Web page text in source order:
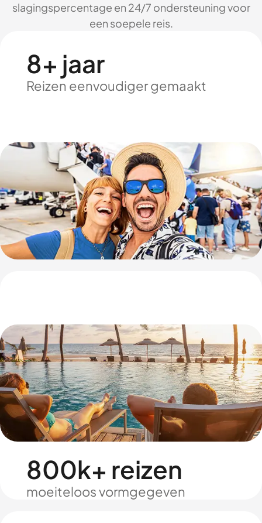
slagingspercentage en 24/7 ondersteuning voor
een soepele reis.
8+ jaar
Reizen eenvoudiger gemaakt
800k+ reizen
moeiteloos vormgegeven